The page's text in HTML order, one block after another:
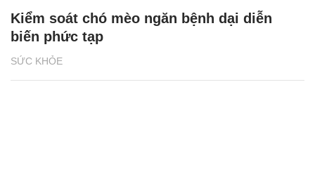
SỨC KHỎE
Kiểm soát chó mèo ngăn bệnh dại diễn
biến phức tạp